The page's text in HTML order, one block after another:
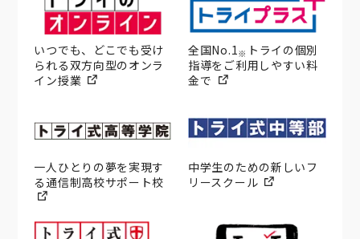
いつでも、どこでも受け
られる双方向型のオンラ
イン授業
全国No.1※ トライの個別
指導をご利用しやすい料
金で
一人ひとりの夢を実現す
る通信制高校サポート校
中学生のための新しいフ
リースクール